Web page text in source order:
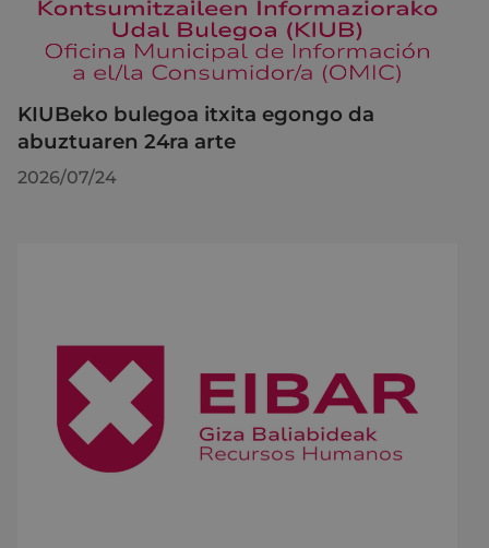
KIUBeko bulegoa itxita egongo da
abuztuaren 24ra arte
2026/07/24